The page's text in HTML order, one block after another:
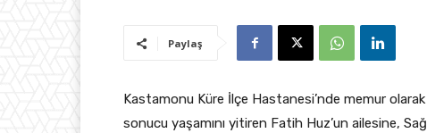
Paylaş
Kastamonu Küre İlçe Hastanesi’nde memur
sonucu yaşamını yitiren Fatih Huz’un ailesine,